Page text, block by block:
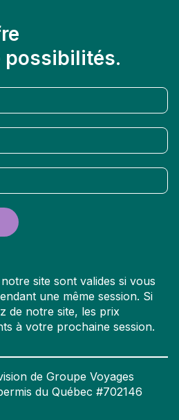
possibilités.
site sont valides si vous
une même session. Si
de notre site, les prix
à votre prochaine session.
de Groupe Voyages
du Québec #702146